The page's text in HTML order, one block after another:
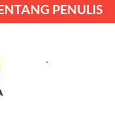
PENULIS
.